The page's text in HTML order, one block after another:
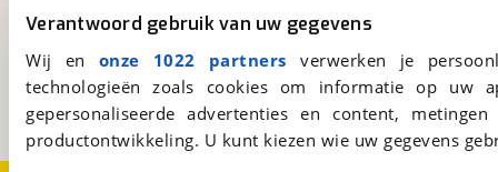
Verantwoord gebruik van uw gegevens
Wij en onze 1022 partners verwerken je
technologieën zoals cookies om informatie op
gepersonaliseerde advertenties en content,
productontwikkeling. U kunt kiezen wie uw gegevens
viaBOVAG.nl
3981 AJ
Bunnik
Een initiatief van
BOVAG